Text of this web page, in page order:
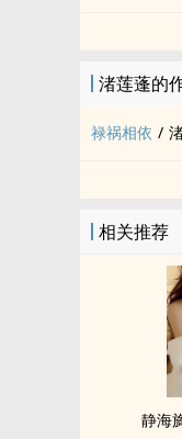
渚莲蓬的
禄祸相依 /
相关推荐
静海